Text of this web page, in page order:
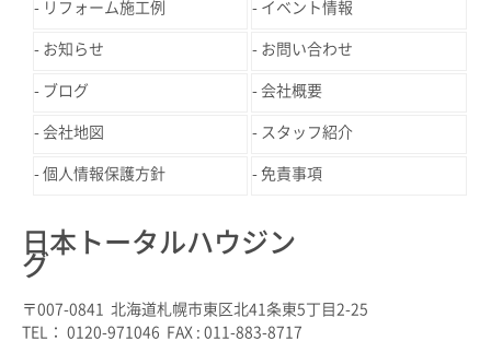
リフォーム施工例 イベント情報
お知らせ お問い合わせ
ブログ 会社概要
会社地図 スタッフ紹介
個人情報保護方針 免責事項
日本トータルハウジン
グ
〒007-0841 北海道札幌市東区北41条東5丁目2-25
TEL： 0120-971046 FAX : 011-883-8717